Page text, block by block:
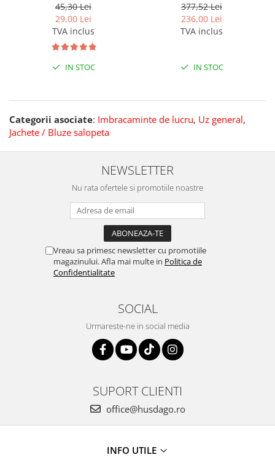
45,30 Lei
29,00 Lei
TVA inclus
IN STOC
377,52 Lei
236,00 Lei
TVA inclus
IN STOC
Categorii asociate: Imbracaminte de lucru, Uz general,
Jachete / Bluze salopeta
NEWSLETTER
Nu rata ofertele si promotiile noastre
Vreau sa primesc newsletter cu promotiile
magazinului. Afla mai multe in Politica de
Confidentialitate
SOCIAL
Urmareste-ne in social media
SUPORT CLIENTI
office@husdago.ro
INFO UTILE